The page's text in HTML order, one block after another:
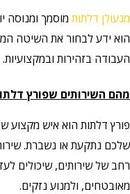
מנעולן דלתות מוסמך ומנוסה
הוא ידע לבחור את השיטה
העבודה בזהירות ובמקצועיות.
מהם השירותים שפורץ
פורץ דלתות הוא איש מקצוע
שלכם נתקעת או נשברת.
רחב של שירותים, שיכולים
מאובטחים, ולמנוע נזקים.